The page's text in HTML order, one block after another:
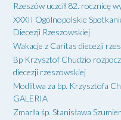
Rzeszów uczcił 82. rocznicę
XXXII Ogólnopolskie
Diecezji Rzeszowskiej
Wakacje z Caritas diecezji
Bp Krzysztof Chudzio
diecezji rzeszowskiej
Modlitwa za bp. Krzysztofa
GALERIA
Zmarła śp. Stanisława